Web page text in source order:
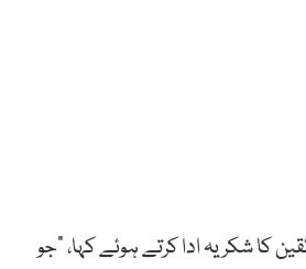
کا شکریہ ادا کرتے ہوئے کہا، “جو